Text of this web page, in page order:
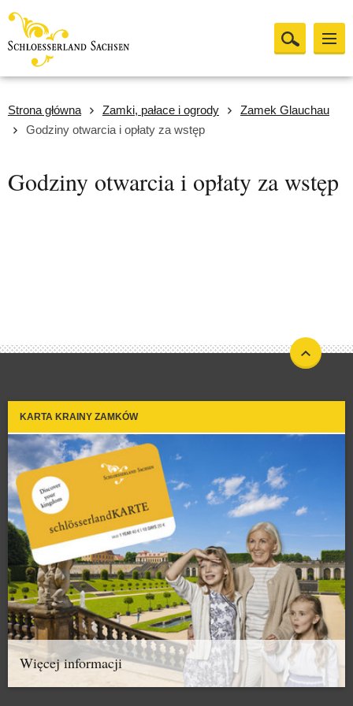
Strona główna Zamki, pałace i ogrody
Zamek Glauchau
Godziny otwarcia i opłaty za wstęp
Godziny otwarcia i opłaty za wstęp
KARTA KRAINY ZAMKÓW
Więcej informacji